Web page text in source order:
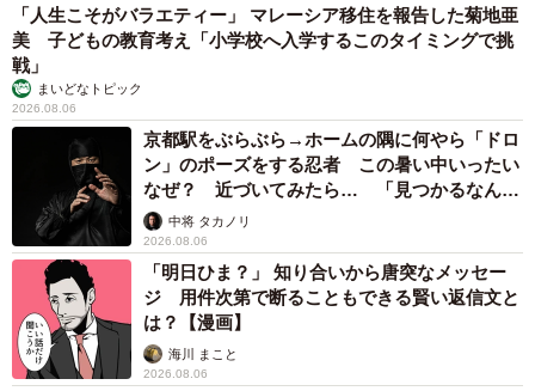
「人生こそがバラエティー」 マレーシア移住を報告した菊地亜
美 子どもの教育考え「小学校へ入学するこのタイミングで挑
戦」
まいどなトピック
2026.08.06
京都駅をぶらぶら→ホームの隅に何やら「ドロ
ン」のポーズをする忍者 この暑い中いったい
なぜ？ 近づいてみたら… 「見つかるなんて
未熟」中将 タカノリ
2026.08.06
「明日ひま？」 知り合いから唐突なメッセー
ジ 用件次第で断ることもできる賢い返信文と
は？【漫画】
海川 まこと
2026.08.06